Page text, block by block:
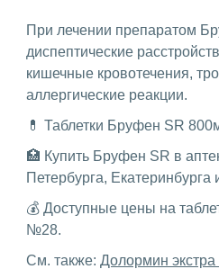
При лечении препаратом
диспептические
кишечные кровотечения,
аллергические реакции.
💊 Таблетки Бруфен SR
🏥 Купить Бруфен SR в
Петербурга, Екатеринбурга
💰 Доступные цены на
№28.
См. также: Долормин